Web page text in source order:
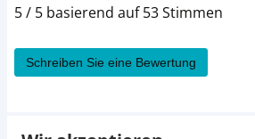
5 / 5 basierend auf 53 Stimmen
Schreiben Sie eine Bewertung